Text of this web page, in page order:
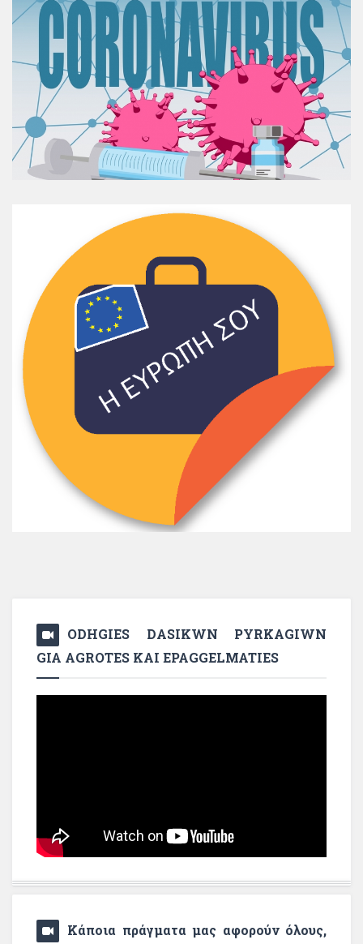
ODHGIES DASIKWN PYRKAGIWN
GIA AGROTES KAI EPAGGELMATIES
Κάποια πράγματα μας αφορούν όλους,